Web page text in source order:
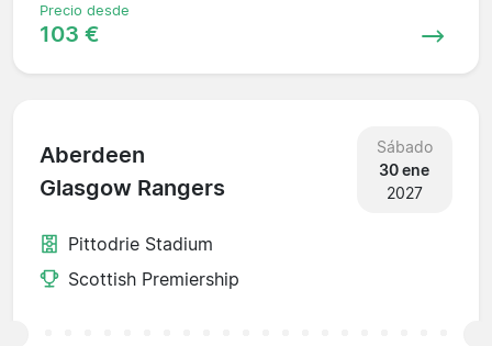
Precio desde
103 €
Aberdeen
Glasgow Rangers
Sábado
30 ene
2027
Pittodrie Stadium
Scottish Premiership